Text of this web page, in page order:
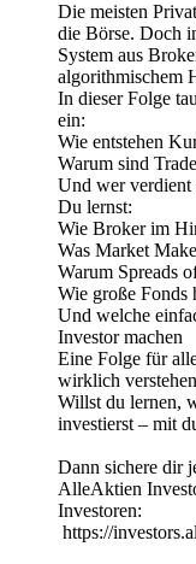
Die meisten
die Börse. Doch
System aus
algorithmischem
In dieser Folge
ein:
Wie entstehen
Warum sind
Und wer verdient
Du lernst:
Wie Broker im
Was Market
Warum Spreads
Wie große Fonds
Und welche
Investor machen
Eine Folge für
wirklich
Willst du lernen,
investierst – mit
Dann sichere dir
AlleAktien
Investoren:
https://